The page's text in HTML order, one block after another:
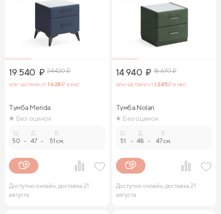
19 540 ₽ 24 420₽
или частями от1 628₽ в мес.
Тумба Merida
Без оценок
50 -
Д.
47 -
В.
51 см.
Доступно онлайн, доставка 21
августа
14 940 ₽ 18 670₽
или частями от1 245₽ в мес.
Тумба Nolan
Без оценок
51 -
Д.
48 -
В.
47 см.
Доступно онлайн, доставка 21
августа